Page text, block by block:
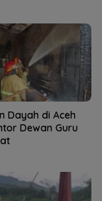
Dayah di Aceh
Dewan Guru